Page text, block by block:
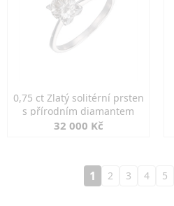
0,75 ct Zlatý solitérní prsten
s přírodním diamantem
32 000 Kč
1 2 3 4 5